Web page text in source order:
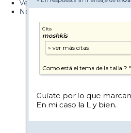
Verano
Nevalog
Cita
moshkis
Como está el tema de la talla
Guíate por lo que
En mi caso la L y bien.